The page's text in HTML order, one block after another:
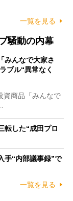
一覧を見る
騒動の内幕
みんなで大家さ
ブル“異常なく
資商品「みんなで
転した“成田プロ
手“内部議事録”で
一覧を見る